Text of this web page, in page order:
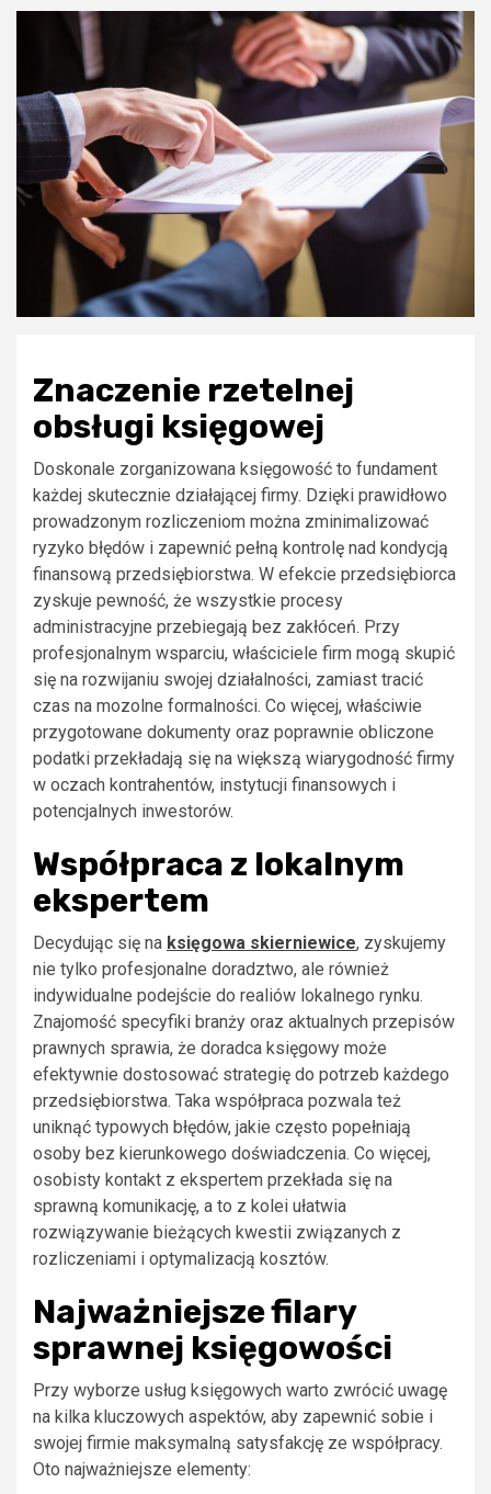
Znaczenie rzetelnej
obsługi księgowej
Doskonale zorganizowana księgowość to fundament
każdej skutecznie działającej firmy. Dzięki prawidłowo
prowadzonym rozliczeniom można zminimalizować
ryzyko błędów i zapewnić pełną kontrolę nad kondycją
finansową przedsiębiorstwa. W efekcie przedsiębiorca
zyskuje pewność, że wszystkie procesy
administracyjne przebiegają bez zakłóceń. Przy
profesjonalnym wsparciu, właściciele firm mogą skupić
się na rozwijaniu swojej działalności, zamiast tracić
czas na mozolne formalności. Co więcej, właściwie
przygotowane dokumenty oraz poprawnie obliczone
podatki przekładają się na większą wiarygodność firmy
w oczach kontrahentów, instytucji finansowych i
potencjalnych inwestorów.
Współpraca z lokalnym
ekspertem
Decydując się na księgowa skierniewice, zyskujemy
nie tylko profesjonalne doradztwo, ale również
indywidualne podejście do realiów lokalnego rynku.
Znajomość specyfiki branży oraz aktualnych przepisów
prawnych sprawia, że doradca księgowy może
efektywnie dostosować strategię do potrzeb każdego
przedsiębiorstwa. Taka współpraca pozwala też
uniknąć typowych błędów, jakie często popełniają
osoby bez kierunkowego doświadczenia. Co więcej,
osobisty kontakt z ekspertem przekłada się na
sprawną komunikację, a to z kolei ułatwia
rozwiązywanie bieżących kwestii związanych z
rozliczeniami i optymalizacją kosztów.
Najważniejsze filary
sprawnej księgowości
Przy wyborze usług księgowych warto zwrócić uwagę
na kilka kluczowych aspektów, aby zapewnić sobie i
swojej firmie maksymalną satysfakcję ze współpracy.
Oto najważniejsze elementy: